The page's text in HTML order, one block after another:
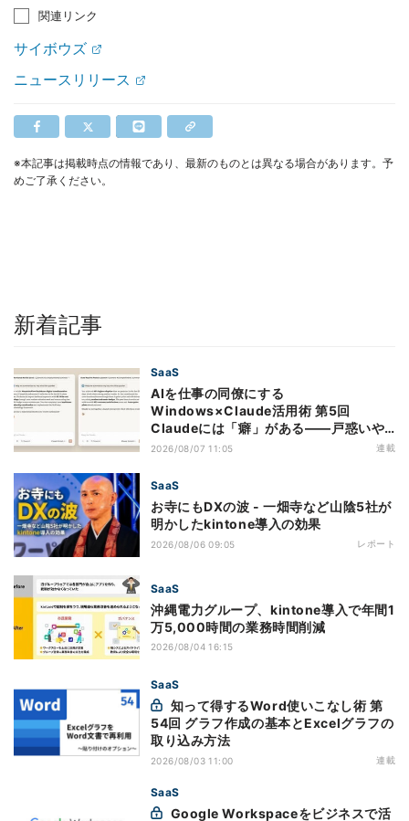
関連リンク
サイボウズ
ニュースリリース
※本記事は掲載時点の情報であり、最新のものとは異なる場合があります。予
めご了承ください。
新着記事
SaaS
AIを仕事の同僚にする
Windows×Claude活用術 第5回
Claudeには「癖」がある――戸惑いや
すい7つの仕様
2026/08/07 11:05 連載
SaaS
お寺にもDXの波 - 一畑寺など山陰5社が
明かしたkintone導入の効果
2026/08/06 09:05 レポート
SaaS
沖縄電力グループ、kintone導入で年間1
万5,000時間の業務時間削減
2026/08/04 16:15
SaaS
54回 グラフ作成の基本とExcelグラフの
取り込み方法
2026/08/03 11:00 連載
SaaS